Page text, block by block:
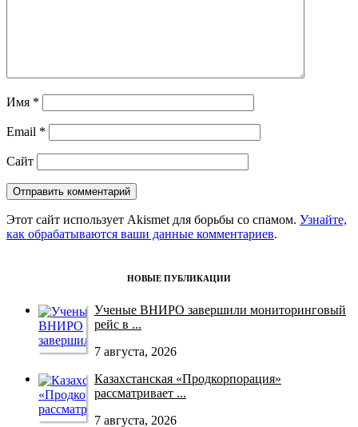
Имя *
Email *
Сайт
Этот сайт использует Akismet для борьбы со спамом. Узнайте,
как обрабатываются ваши данные комментариев.
НОВЫЕ ПУБЛИКАЦИИ
Ученые ВНИРО завершили мониторинговый
рейс в ...
7 августа, 2026
Казахстанская «Продкорпорация»
рассматривает ...
7 августа, 2026